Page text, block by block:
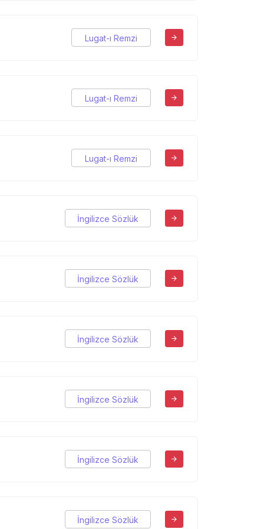
Lugat-ı Remzi
Lugat-ı Remzi
Lugat-ı Remzi
İngilizce Sözlük
İngilizce Sözlük
İngilizce Sözlük
İngilizce Sözlük
İngilizce Sözlük
İngilizce Sözlük